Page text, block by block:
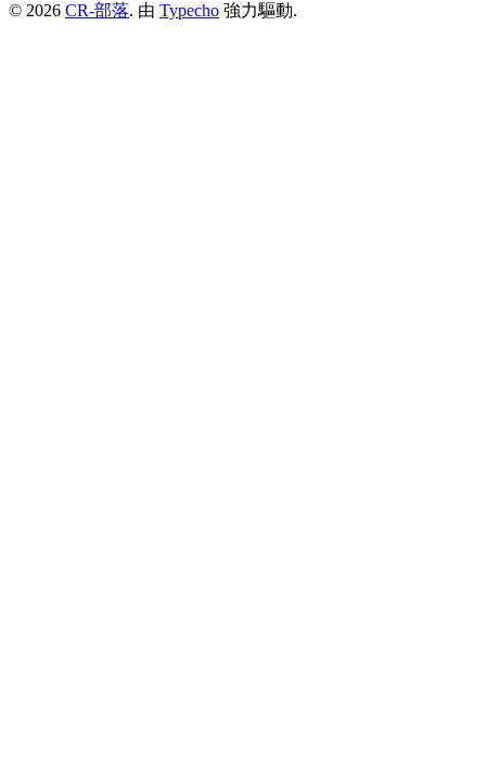
© 2026 CR-部落. 由 Typecho 強力驅動.